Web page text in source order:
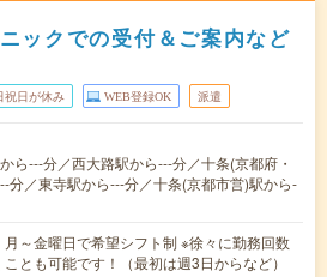
ックでの受付＆ご案内など
祝日が休み WEB登録OK 派遣
ら---分／西大路駅から---分／十条(京都府・
分／東寺駅から---分／十条(京都市営)駅から-
月～金曜日で希望シフト制 ※徐々に勤務回数
とも可能です！（最初は週3日からなど）